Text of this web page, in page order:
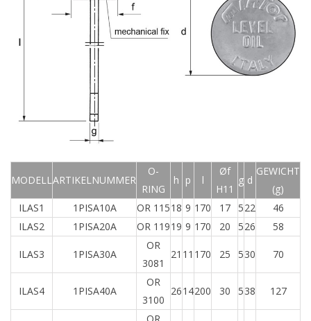
MODELL ARTIKELNUMMER
O-
RING
h p l
Øf
H11
g d
GEWICHT
(g)
ILAS1
1PISA10A OR 11518 9 170 17 522
46
ILAS2
1PISA20A OR 11919 9 170 20 526 58
ILAS3 1PISA30A
OR
3081
21 11 170 25 530 70
ILAS4 1PISA40A
OR
3100
2614200 30 538 127
OR